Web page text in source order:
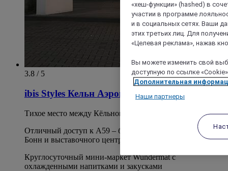
3.8 / 5
ibis Styles Кельн Аэропорт Тройсдорф
Тихое место между Кёльном и Бонном
Отличный доступ к A59 – быстро до аэропорта Кёльн/
Бонн и выставочного центра Кёльна.
Круглосуточный мини-маркет Wundermat с
охлажденными напитками и закусками
«хеш-функции» (hashed) в
участии в программе
и в социальных сетях. Ваши
этих третьих лиц. Для
«Целевая реклама», нажав
Вы можете изменить свой
доступную по ссылке
Дополнительная
Наши партнеры